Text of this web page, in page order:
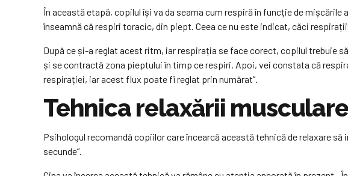
În această etapă, copilul își va da seama cum respiră în funcție de
înseamnă că respiri toracic, din piept. Ceea ce nu este indicat, căci
După ce și-a reglat acest ritm, iar respirația se face corect, copilul trebuie
și se contractă zona pieptului în timp ce respiri. Apoi, vei constata că
respirației, iar acest flux poate fi reglat prin numărat”.
Tehnica relaxării musculare
Psihologul recomandă copiilor care încearcă această tehnică de relaxare
secunde”.